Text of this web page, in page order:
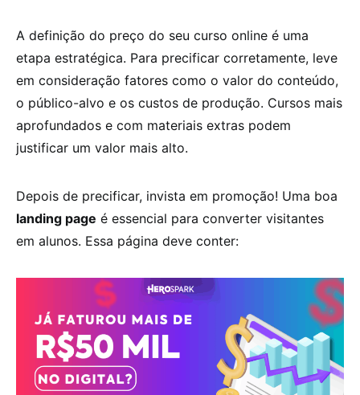
A definição do preço do seu curso online é uma
etapa estratégica. Para precificar corretamente, leve
em consideração fatores como o valor do conteúdo,
o público-alvo e os custos de produção. Cursos mais
aprofundados e com materiais extras podem
justificar um valor mais alto.
Depois de precificar, invista em promoção! Uma boa
landing page é essencial para converter visitantes
em alunos. Essa página deve conter: